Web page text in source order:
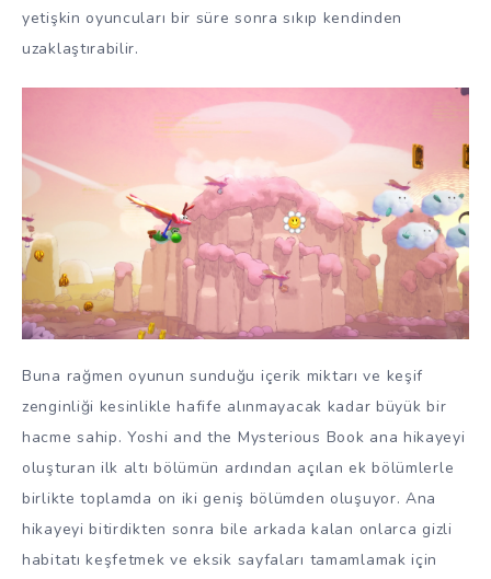
yetişkin oyuncuları bir süre sonra sıkıp kendinden
uzaklaştırabilir.
Buna rağmen oyunun sunduğu içerik miktarı ve keşif
zenginliği kesinlikle hafife alınmayacak kadar büyük bir
hacme sahip. Yoshi and the Mysterious Book ana hikayeyi
oluşturan ilk altı bölümün ardından açılan ek bölümlerle
birlikte toplamda on iki geniş bölümden oluşuyor. Ana
hikayeyi bitirdikten sonra bile arkada kalan onlarca gizli
habitatı keşfetmek ve eksik sayfaları tamamlamak için